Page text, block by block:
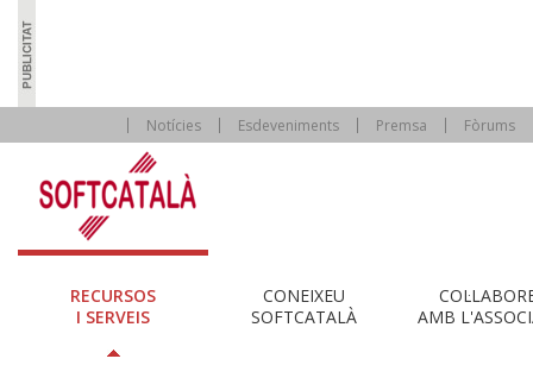
Notícies Esdeveniments Premsa Fòrums
RECURSOS
I SERVEIS
CONEIXEU
SOFTCATALÀ
AMB